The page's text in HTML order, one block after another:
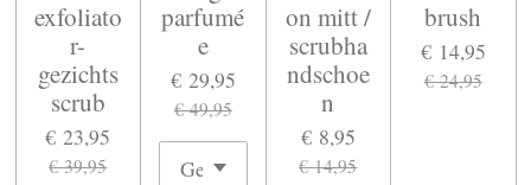
exfoliato
r-
gezichts
scrub
€ 23,95
€ 39,95
parfumé
e
€ 29,95
€ 49,95
on mitt /
scrubha
ndschoe
n
€ 8,95
€ 14,95
brush
€ 14,95
€ 24,95